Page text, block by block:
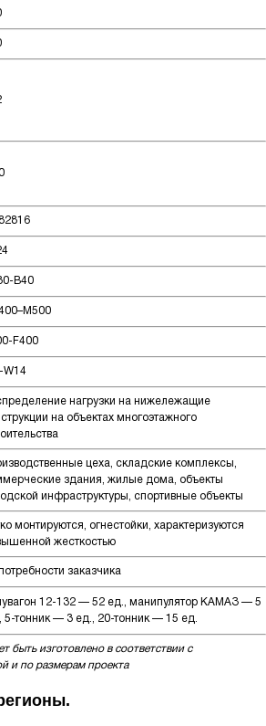
В40
F400
W14
нагрузки на нижележащие
на объектах многоэтажного
цеха, складские комплексы,
здания, жилые дома, объекты
инфраструктуры, спортивные объекты
монтируются, огнестойки, характеризуются
жесткостью
заказчика
12-132 — 52 ед., манипулятор КАМАЗ — 5
5-тонник — 3 ед., 20-тонник — 15 ед.
быть изготовлено в соответствии с
и по размерам проекта